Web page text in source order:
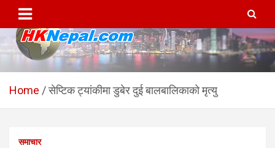
content
HKNepal.com – हङकङबाट
सञ्चालित पहिलो नेपाली अनलाईन
hknepal, hknepal.com, hk nepal, hk nepal com
Home सेप्टिक ट्यांकीमा डुबेर दुई बालबालिकाको मृत्यु
समाचार